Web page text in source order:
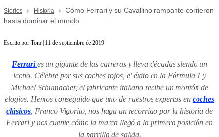
Stories Historia
Cómo Ferrari y su Cavallino rampante corrieron
hasta dominar el mundo
Escrito por Tom | 11 de septiembre de 2019
Ferraries un gigante de las carreras y lleva décadas siendo un
icono. Célebre por sus coches rojos, el éxito en la Fórmula 1 y
Michael Schumacher, el fabricante italiano recibe un montón de
elogios. Hemos conseguido que uno de nuestros expertos en coches
clásicos , Franco Vigorito, nos haga un recorrido por la historia de
Ferrari y nos cuente cómo la marca llegó a la primera posición en
la parrilla de salida.